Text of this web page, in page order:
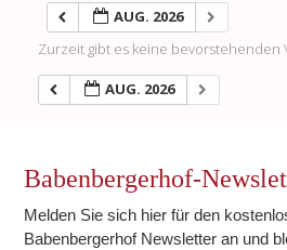
AUG. 2026
Zurzeit gibt es keine bevorstehenden
AUG. 2026
Babenbergerhof-
Melden Sie sich hier für den
Babenbergerhof Newsletter an und